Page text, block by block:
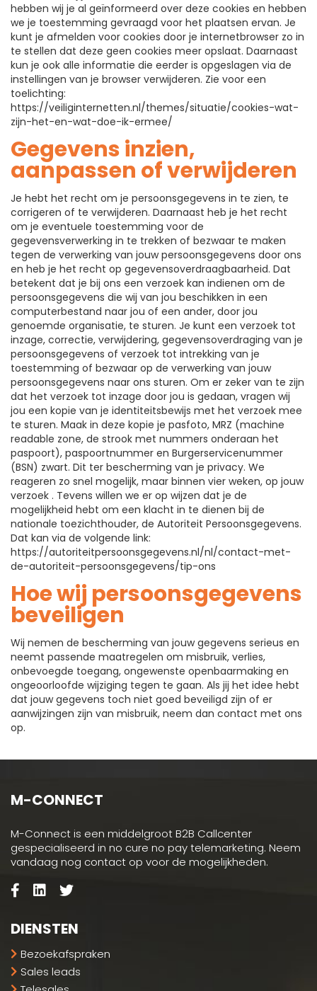
hebben wij je al geïnformeerd over deze cookies en hebben
we je toestemming gevraagd voor het plaatsen ervan. Je
kunt je afmelden voor cookies door je internetbrowser zo in
te stellen dat deze geen cookies meer opslaat. Daarnaast
kun je ook alle informatie die eerder is opgeslagen via de
instellingen van je browser verwijderen. Zie voor een
toelichting:
https://veiliginternetten.nl/themes/situatie/cookies-wat-
zijn-het-en-wat-doe-ik-ermee/
Gegevens inzien,
aanpassen of verwijderen
Je hebt het recht om je persoonsgegevens in te zien, te
corrigeren of te verwijderen. Daarnaast heb je het recht
om je eventuele toestemming voor de
gegevensverwerking in te trekken of bezwaar te maken
tegen de verwerking van jouw persoonsgegevens door ons
en heb je het recht op gegevensoverdraagbaarheid. Dat
betekent dat je bij ons een verzoek kan indienen om de
persoonsgegevens die wij van jou beschikken in een
computerbestand naar jou of een ander, door jou
genoemde organisatie, te sturen. Je kunt een verzoek tot
inzage, correctie, verwijdering, gegevensoverdraging van je
persoonsgegevens of verzoek tot intrekking van je
toestemming of bezwaar op de verwerking van jouw
persoonsgegevens naar ons sturen. Om er zeker van te zijn
dat het verzoek tot inzage door jou is gedaan, vragen wij
jou een kopie van je identiteitsbewijs met het verzoek mee
te sturen. Maak in deze kopie je pasfoto, MRZ (machine
readable zone, de strook met nummers onderaan het
paspoort), paspoortnummer en Burgerservicenummer
(BSN) zwart. Dit ter bescherming van je privacy. We
reageren zo snel mogelijk, maar binnen vier weken, op jouw
verzoek . Tevens willen we er op wijzen dat je de
mogelijkheid hebt om een klacht in te dienen bij de
nationale toezichthouder, de Autoriteit Persoonsgegevens.
Dat kan via de volgende link:
https://autoriteitpersoonsgegevens.nl/nl/contact-met-
de-autoriteit-persoonsgegevens/tip-ons
Hoe wij persoonsgegevens
beveiligen
Wij nemen de bescherming van jouw gegevens serieus en
neemt passende maatregelen om misbruik, verlies,
onbevoegde toegang, ongewenste openbaarmaking en
ongeoorloofde wijziging tegen te gaan. Als jij het idee hebt
dat jouw gegevens toch niet goed beveiligd zijn of er
aanwijzingen zijn van misbruik, neem dan contact met ons
op.
M-CONNECT
M-Connect is een middelgroot B2B Callcenter
gespecialiseerd in no cure no pay telemarketing. Neem
vandaag nog contact op voor de mogelijkheden.
DIENSTEN
Bezoekafspraken
Sales leads